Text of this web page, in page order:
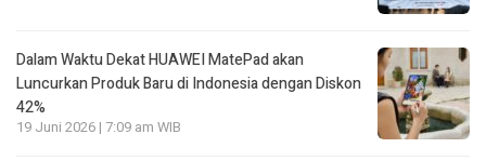
Dalam Waktu Dekat HUAWEI MatePad akan
Luncurkan Produk Baru di Indonesia dengan Diskon
42%
19 Juni 2026 | 7:09 am WIB